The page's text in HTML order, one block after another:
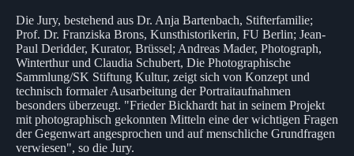
Die Jury, bestehend aus Dr. Anja Bartenbach, Stifterfamilie;
Prof. Dr. Franziska Brons, Kunsthistorikerin, FU Berlin; Jean-
Paul Deridder, Kurator, Brüssel; Andreas Mader, Photograph,
Winterthur und Claudia Schubert, Die Photographische
Sammlung/SK Stiftung Kultur, zeigt sich von Konzept und
technisch formaler Ausarbeitung der Portraitaufnahmen
besonders überzeugt. "Frieder Bickhardt hat in seinem Projekt
mit photographisch gekonnten Mitteln eine der wichtigen Fragen
der Gegenwart angesprochen und auf menschliche Grundfragen
verwiesen", so die Jury.